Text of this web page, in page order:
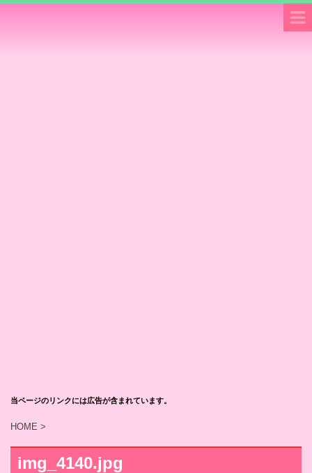
当ページのリンクには広告が含まれています。
HOME >
img_4140.jpg